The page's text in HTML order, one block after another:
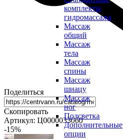
комплекты
гидромассажа
Массаж
общий
Массаж
тела
Массаж
спины
Массаж
шиацу
Массаж
ног
Подсветка
Дополнительные
опции
Поделиться
Скопировать
Артикул: Ц0000033060
-15%